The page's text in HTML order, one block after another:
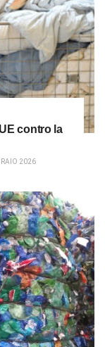
contro la
2026